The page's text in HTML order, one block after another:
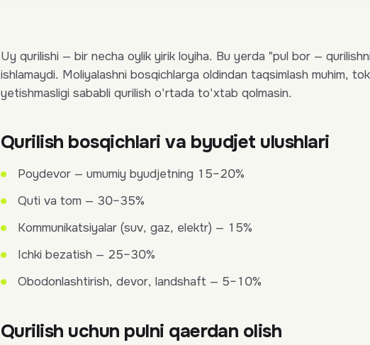
Uy qurilishi — bir necha oylik yirik loyiha. Bu yerda "pul bor —
ishlamaydi. Moliyalashni bosqichlarga oldindan taqsimlash muhim,
yetishmasligi sababli qurilish o'rtada to'xtab qolmasin.
Qurilish bosqichlari va byudjet ulushlari
Poydevor — umumiy byudjetning 15–20%
Quti va tom — 30–35%
Kommunikatsiyalar (suv, gaz, elektr) — 15%
Ichki bezatish — 25–30%
Obodonlashtirish, devor, landshaft — 5–10%
Qurilish uchun pulni qaerdan olish